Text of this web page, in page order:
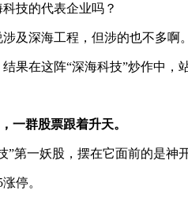
技的代表企业吗？
及深海工程，但涉的也不多啊。
果在这阵“深海科技”炒作中，
一群股票跟着升天。
第一妖股，摆在它面前的是神
停。